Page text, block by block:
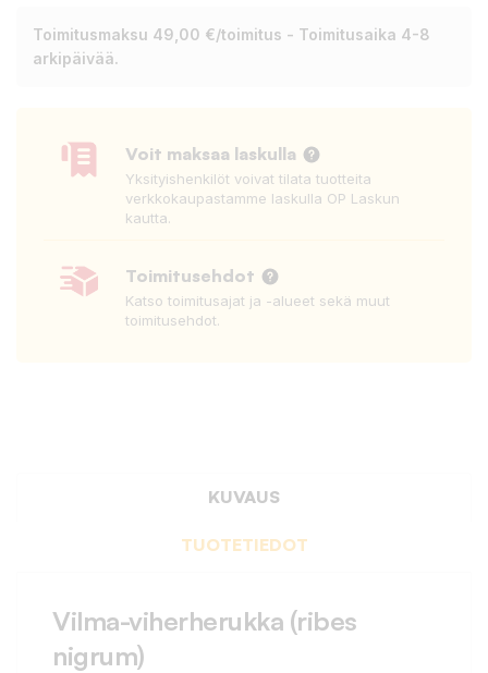
Toimitusmaksu 49,00 €/toimitus - Toimitusaika 4-8
arkipäivää.
Voit maksaa laskulla
Yksityishenkilöt voivat tilata tuotteita
verkkokaupastamme laskulla OP Laskun
kautta.
Toimitusehdot
Katso toimitusajat ja -alueet sekä muut
toimitusehdot.
KUVAUS
TUOTETIEDOT
Vilma-viherherukka (ribes
nigrum)